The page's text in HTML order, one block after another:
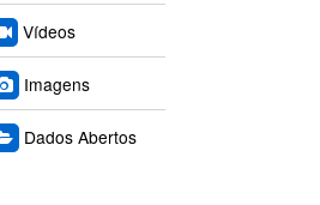
Vídeos
Imagens
Dados Abertos